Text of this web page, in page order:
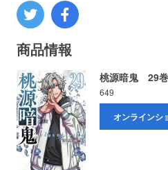
商品情報
桃源暗鬼 29巻
649
オンラインシ
ミリタリー
その他
イベント 特
フェア